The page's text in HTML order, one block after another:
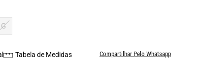
G
Tabela de Medidas Compartilhar Pelo Whatsapp